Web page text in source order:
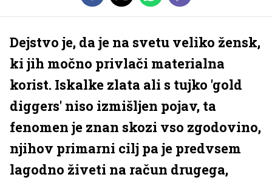
Dejstvo je, da je na svetu veliko žensk,
ki jih močno privlači materialna
korist. Iskalke zlata ali s tujko 'gold
diggers' niso izmišljen pojav, ta
fenomen je znan skozi vso zgodovino,
njihov primarni cilj pa je predvsem
lagodno živeti na račun drugega,